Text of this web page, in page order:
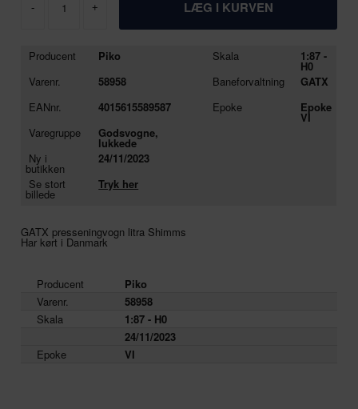
- +
Producent
Piko
Varenr.
58958
EANnr.
4015615589587
Varegruppe
Godsvogne,
lukkede
Ny i
butikken
24/11/2023
Se stort
billede
Tryk her
Skala 1:87 -
H0
Baneforvaltning
GATX
Epoke
Epoke
VI
GATX presseningvogn litra Shimms
Har kørt i Danmark
Producent
Piko
Varenr.
58958
Skala
1:87 - H0
24/11/2023
Epoke
VI